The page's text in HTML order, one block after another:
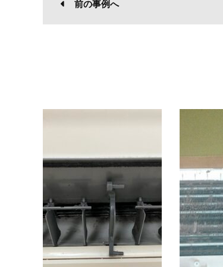
前の事例へ